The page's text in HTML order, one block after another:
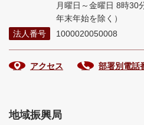
月曜日～金曜日 8時30
年末年始を除く）
法人番号
1000020050008
アクセス 部署別電話
地域振興局